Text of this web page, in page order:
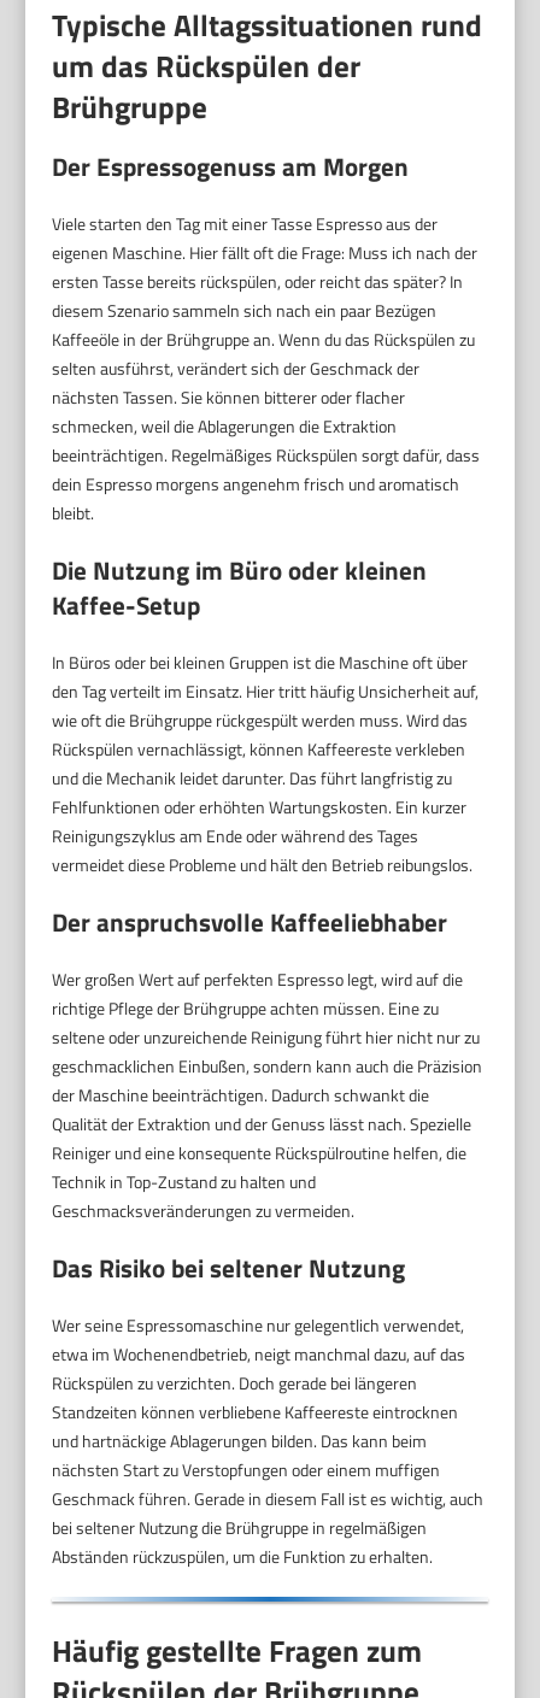
Typische Alltagssituationen rund
um das Rückspülen der
Brühgruppe
Der Espressogenuss am Morgen
Viele starten den Tag mit einer Tasse Espresso aus der
eigenen Maschine. Hier fällt oft die Frage: Muss ich nach der
ersten Tasse bereits rückspülen, oder reicht das später? In
diesem Szenario sammeln sich nach ein paar Bezügen
Kaffeeöle in der Brühgruppe an. Wenn du das Rückspülen zu
selten ausführst, verändert sich der Geschmack der
nächsten Tassen. Sie können bitterer oder flacher
schmecken, weil die Ablagerungen die Extraktion
beeinträchtigen. Regelmäßiges Rückspülen sorgt dafür, dass
dein Espresso morgens angenehm frisch und aromatisch
bleibt.
Die Nutzung im Büro oder kleinen
Kaffee-Setup
In Büros oder bei kleinen Gruppen ist die Maschine oft über
den Tag verteilt im Einsatz. Hier tritt häufig Unsicherheit auf,
wie oft die Brühgruppe rückgespült werden muss. Wird das
Rückspülen vernachlässigt, können Kaffeereste verkleben
und die Mechanik leidet darunter. Das führt langfristig zu
Fehlfunktionen oder erhöhten Wartungskosten. Ein kurzer
Reinigungszyklus am Ende oder während des Tages
vermeidet diese Probleme und hält den Betrieb reibungslos.
Der anspruchsvolle Kaffeeliebhaber
Wer großen Wert auf perfekten Espresso legt, wird auf die
richtige Pflege der Brühgruppe achten müssen. Eine zu
seltene oder unzureichende Reinigung führt hier nicht nur zu
geschmacklichen Einbußen, sondern kann auch die Präzision
der Maschine beeinträchtigen. Dadurch schwankt die
Qualität der Extraktion und der Genuss lässt nach. Spezielle
Reiniger und eine konsequente Rückspülroutine helfen, die
Technik in Top-Zustand zu halten und
Geschmacksveränderungen zu vermeiden.
Das Risiko bei seltener Nutzung
Wer seine Espressomaschine nur gelegentlich verwendet,
etwa im Wochenendbetrieb, neigt manchmal dazu, auf das
Rückspülen zu verzichten. Doch gerade bei längeren
Standzeiten können verbliebene Kaffeereste eintrocknen
und hartnäckige Ablagerungen bilden. Das kann beim
nächsten Start zu Verstopfungen oder einem muffigen
Geschmack führen. Gerade in diesem Fall ist es wichtig, auch
bei seltener Nutzung die Brühgruppe in regelmäßigen
Abständen rückzuspülen, um die Funktion zu erhalten.
Häufig gestellte Fragen zum